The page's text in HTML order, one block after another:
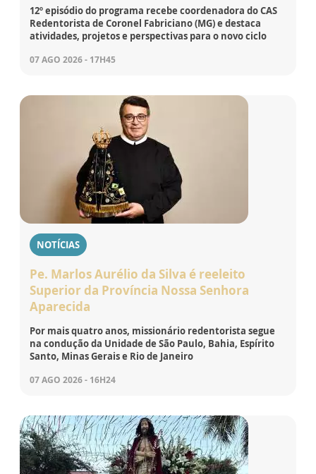
12º episódio do programa recebe coordenadora do CAS
Redentorista de Coronel Fabriciano (MG) e destaca
atividades, projetos e perspectivas para o novo ciclo
07 AGO 2026 - 17H45
NOTÍCIAS
Pe. Marlos Aurélio da Silva é reeleito
Superior da Província Nossa Senhora
Aparecida
Por mais quatro anos, missionário redentorista segue
na condução da Unidade de São Paulo, Bahia, Espírito
Santo, Minas Gerais e Rio de Janeiro
07 AGO 2026 - 16H24